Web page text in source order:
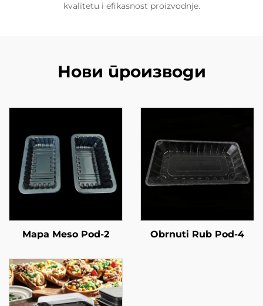
kvalitetu i efikasnost proizvodnje.
Нови производи
Mapa Meso Pod-2 Obrnuti Rub Pod-4